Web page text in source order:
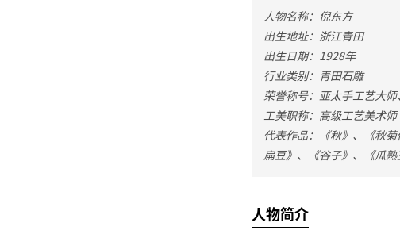
人物名称：倪东方
出生地址：浙江青田
出生日期：1928年
行业类别：青田石雕
荣誉称号：亚太手工艺大师、
工美职称：高级工艺美术师
代表作品：《秋》、《秋
扁豆》、《谷子》、《瓜熟
人物简介